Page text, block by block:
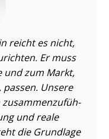
reicht es nicht,
Er muss
und zum Markt,
Unsere
zu­sam­men­zu­füh­
und reale
die Grundlage